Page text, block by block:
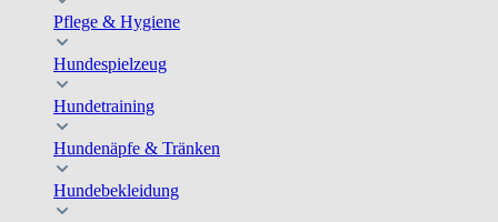
Pflege & Hygiene
Hundespielzeug
Hundetraining
Hundenäpfe & Tränken
Hundebekleidung